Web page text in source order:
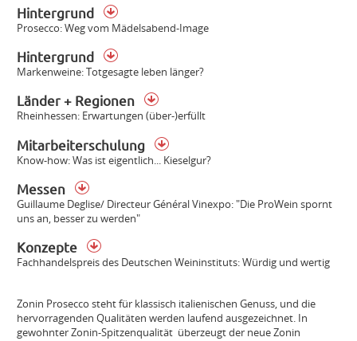
Hintergrund
Prosecco: Weg vom Mädelsabend-Image
Hintergrund
Markenweine: Totgesagte leben länger?
Länder + Regionen
Rheinhessen: Erwartungen (über-)erfüllt
Mitarbeiterschulung
Know-how: Was ist eigentlich... Kieselgur?
Messen
Guillaume Deglise/ Directeur Général Vinexpo: "Die ProWein spornt
uns an, besser zu werden"
Konzepte
Fachhandelspreis des Deutschen Weininstituts: Würdig und wertig
Zonin Prosecco steht für klassisch italienischen Genuss, und die
hervorragenden Qualitäten werden laufend ausgezeichnet. In
gewohnter Zonin-Spitzenqualität überzeugt der neue Zonin